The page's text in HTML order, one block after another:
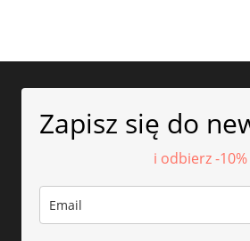
Zapisz się do
i odbierz -10%